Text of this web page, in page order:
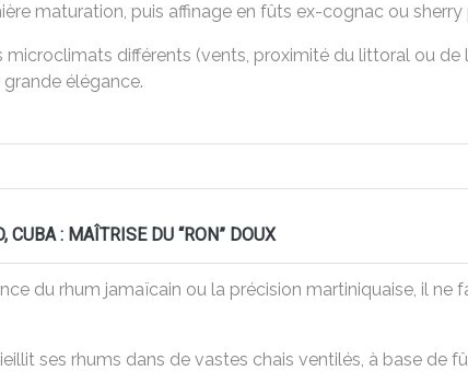
maturation, puis affinage en fûts ex-cognac ou sherry
microclimats différents (vents, proximité du littoral ou
grande élégance.
CUBA : MAÎTRISE DU “RON” DOUX
du rhum jamaïcain ou la précision martiniquaise, il ne
ses rhums dans de vastes chais ventilés, à base de